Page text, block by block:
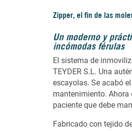
Zipper, el fin de las
Un moderno y
incómodas férulas
El sistema de
TEYDER S.L. Una
escayolas. Se acabó
mantenimiento.
paciente que debe
Fabricado con tejido